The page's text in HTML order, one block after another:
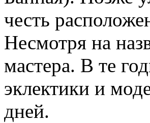
честь
Несмотря на
мастера. В те
эклектики и
дней.